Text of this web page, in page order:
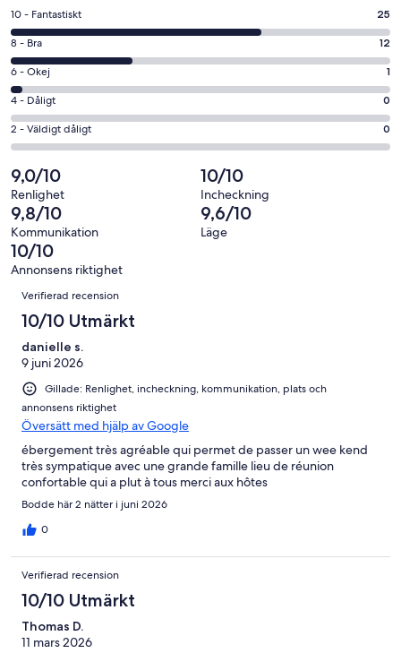
ett
nytt
fönster
10
-
Fantastiskt
i
betyg.
25
av
38
recensioner
10 - Fantastiskt 25
8
-
Bra
i
betyg.
12
38
recensioner
8 - Bra 12
6
-
Okej
i
betyg.
1
av
38
recensioner
6 - Okej 1
4
-
Dåligt
betyg.
0
av
38
recensioner
4 - Dåligt 0
2
-
Väldigt
dåligt
i
betyg.
0
av
recensioner
2 - Väldigt dåligt 0
9,0/10
Renlighet
10/10
Incheckning
9,8/10
Kommunikation
9,6/10
Läge
10/10
Annonsens riktighet
Recensioner
Verifierad recension
10/10 Utmärkt
danielle s.
9 juni 2026
Gillade: Renlighet, incheckning, kommunikation, plats och
annonsens riktighet
Översätt med hjälp av Google
ébergement très agréable qui permet de passer un wee kend
très sympatique avec une grande famille lieu de réunion
confortable qui a plut à tous merci aux hôtes
Bodde här 2 nätter i juni 2026
0
Verifierad recension
10/10 Utmärkt
Thomas D.
11 mars 2026